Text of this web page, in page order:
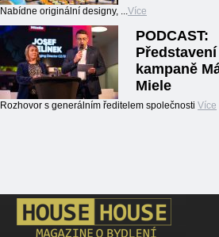
Nabídne originální designy, ... Více
PODCAST:
Představení
kampaně
Miele
Rozhovor s generálním ředitelem společnosti Více